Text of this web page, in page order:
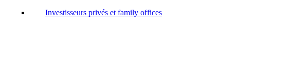
Investisseurs privés et family offices